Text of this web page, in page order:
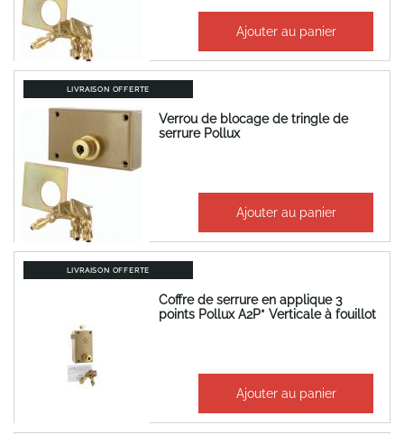
522,42 €
435,35 € Ajouter au panier
LIVRAISON OFFERTE
Verrou de blocage de tringle de
serrure Pollux
522,42 €
435,35 € Ajouter au panier
LIVRAISON OFFERTE
Coffre de serrure en applique 3
points Pollux A2P* Verticale à fouillot
806,24 € Ajouter au panier